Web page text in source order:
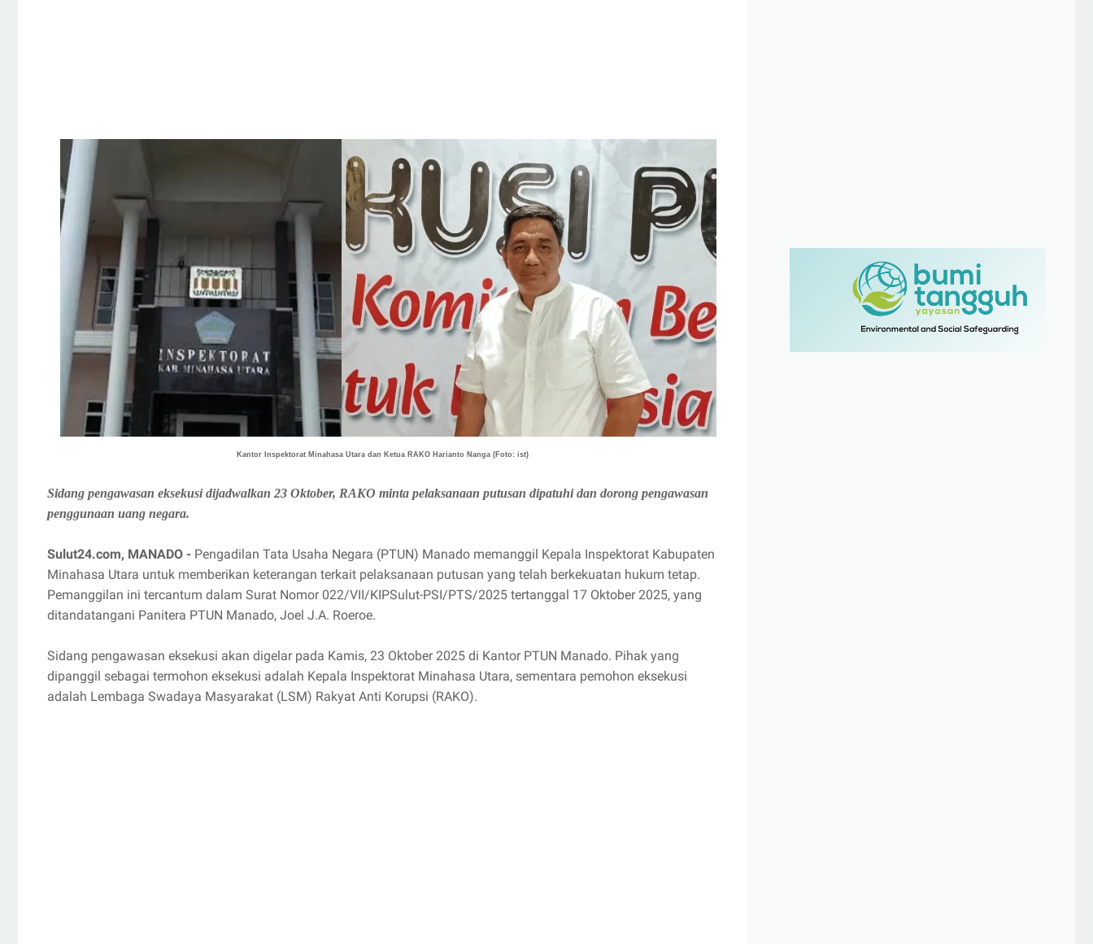
Kantor Inspektorat Minahasa Utara dan Ketua RAKO Harianto Nanga (Foto: ist)
Sidang pengawasan eksekusi dijadwalkan 23 Oktober, RAKO minta pelaksanaan putusan dipatuhi dan dorong pengawasan
penggunaan uang negara.
Sulut24.com, MANADO - Pengadilan Tata Usaha Negara (PTUN) Manado memanggil Kepala Inspektorat Kabupaten
Minahasa Utara untuk memberikan keterangan terkait pelaksanaan putusan yang telah berkekuatan hukum tetap.
Pemanggilan ini tercantum dalam Surat Nomor 022/VII/KIPSulut-PSI/PTS/2025 tertanggal 17 Oktober 2025, yang
ditandatangani Panitera PTUN Manado, Joel J.A. Roeroe.
Sidang pengawasan eksekusi akan digelar pada Kamis, 23 Oktober 2025 di Kantor PTUN Manado. Pihak yang
dipanggil sebagai termohon eksekusi adalah Kepala Inspektorat Minahasa Utara, sementara pemohon eksekusi
adalah Lembaga Swadaya Masyarakat (LSM) Rakyat Anti Korupsi (RAKO).